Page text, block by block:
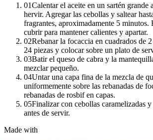
01Calentar el aceite en un sartén grande
hervir. Agregar las cebollas y saltear
fragrantes, aproximadamente 5 minutos.
cubrir para mantener calientes y apartar.
02Rebanar la focaccia en cuadrados de
24 piezas y colocar sobre un plato de
03Batir el queso de cabra y la
mezclar pequeño.
04Untar una capa fina de la mezcla de
uniformemente sobre las rebanadas de
rebanadas de rosbif en capas.
05Finalizar con cebollas caramelizadas
antes de servir.
Made with